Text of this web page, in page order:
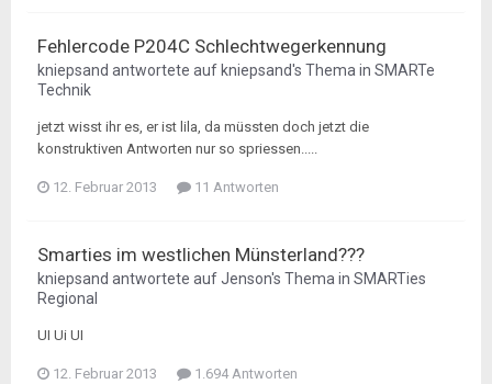
Fehlercode P204C Schlechtwegerkennung
kniepsand antwortete auf kniepsand's Thema in SMARTe
Technik
jetzt wisst ihr es, er ist lila, da müssten doch jetzt die
konstruktiven Antworten nur so spriessen.....
12. Februar 2013 11 Antworten
Smarties im westlichen Münsterland???
kniepsand antwortete aufJenson's Thema in SMARTies
Regional
UI Ui UI
12. Februar 2013 1.694 Antworten